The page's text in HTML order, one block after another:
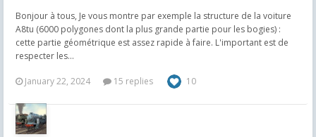
Bonjour à tous, Je vous montre par exemple la structure de la voiture
A8tu (6000 polygones dont la plus grande partie pour les bogies) :
cette partie géométrique est assez rapide à faire. L'important est de
respecter les...
January 22, 2024 15 replies 10